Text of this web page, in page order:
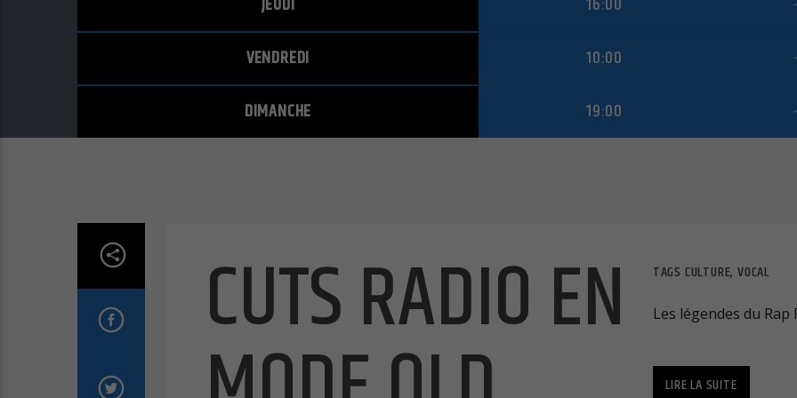
VENDREDI 10:00
DIMANCHE 19:00
CUTS RADIO EN TAGS CULTURE, VOCAL
Les légendes du Rap
LIRE LA SUITE